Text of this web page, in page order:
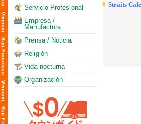
Servicio Profesional
Empresa /
Manufactura
Prensa / Noticia
Religión
Vida nocturna
Organización
Straits